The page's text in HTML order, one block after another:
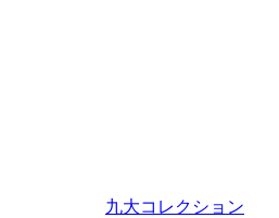
九大コレクション